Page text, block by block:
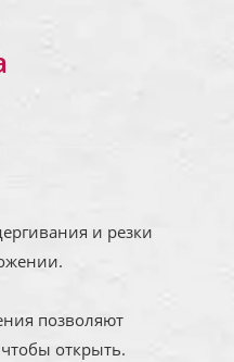
и резки
позволяют
открыть.